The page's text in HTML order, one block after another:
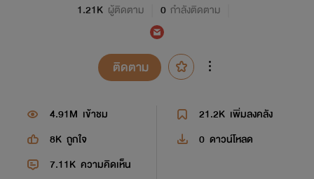
1.21K ผู้ติดตาม 0 กำลังติดตาม
ติดตาม
4.91M เข้าชม 21.2K เพิ่มลงคลัง
8K ถูกใจ 0 ดาวน์โหลด
7.11K ความคิดเห็น